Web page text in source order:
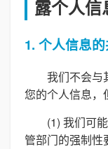
露个人信
1. 个人信息
我们不会与
您的个人信息，
(1) 我们可
管部门的强制性